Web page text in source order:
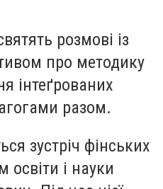
розмові із
про методику
інтеґрованих
разом.
зустріч фінських
освіти і науки